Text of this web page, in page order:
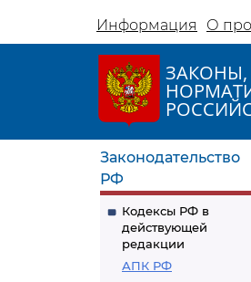
Информация О
Законодательство
РФ
Кодексы РФ в
действующей
редакции
АПК РФ